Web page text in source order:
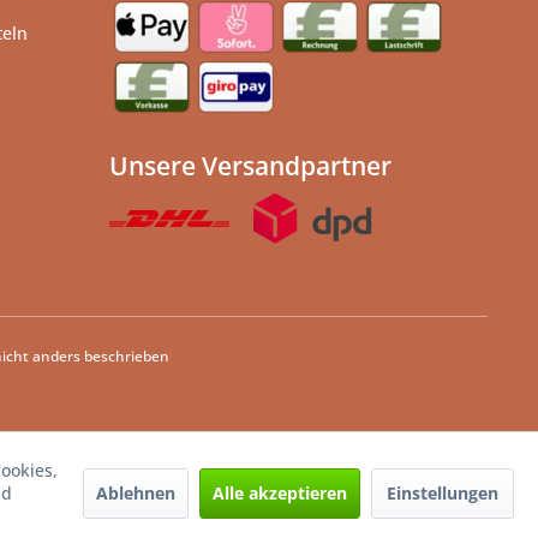
Unsere Versandpartner
anders beschrieben
Ablehnen Alle akzeptieren Einstellungen